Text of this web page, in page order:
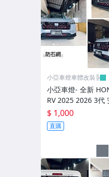
前後保桿.前
升降機.汽車
內.外把手.
大燈框.後
煞車油門踏
排氣管.內龜
原廠改裝水
各車系燈眉
小亞車燈車體改裝╠
小亞車燈- 全新
RV 2025 2026 3代
箱罩通風網 紅色 防
體鋁網
$ 1,000
直購